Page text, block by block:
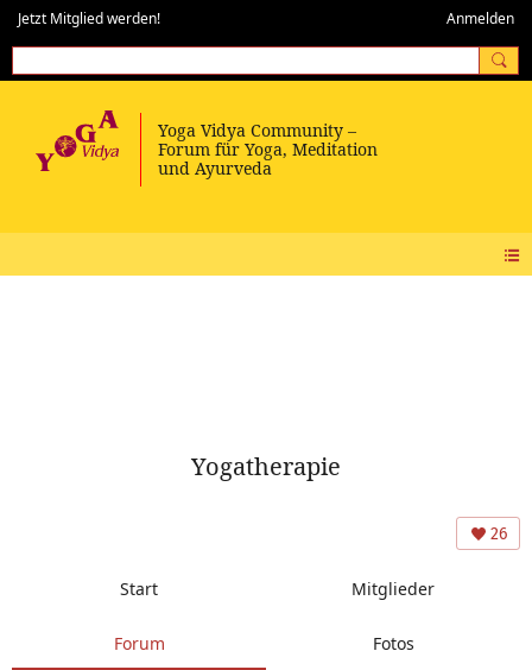
Jetzt Mitglied werden! Anmelden
Yogatherapie
26
Start Mitglieder
Forum Fotos